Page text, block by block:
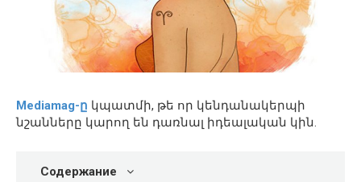
Mediamag-ը կպատմի, թե որ կենդանակերպի
նշանները կարող են դառնալ իդեալական կին.
Содержание